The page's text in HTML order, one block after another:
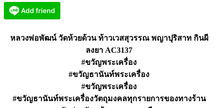
กิน
ผี
ชิ้นหลวงพ่อพัฒน์ วัดห้วยด้วน ท้าวเวสสุวรรณ พญาปุริสาท กินผี
ลงยา AC3137
#ขวัญพระเครื่อง
#ขวัญธานันท์พระเครื่อง
#ขวัญพระเครื่อง
#ขวัญธานันท์พระเครื่องวัตถุมงคลทุกรายการของทางร้าน